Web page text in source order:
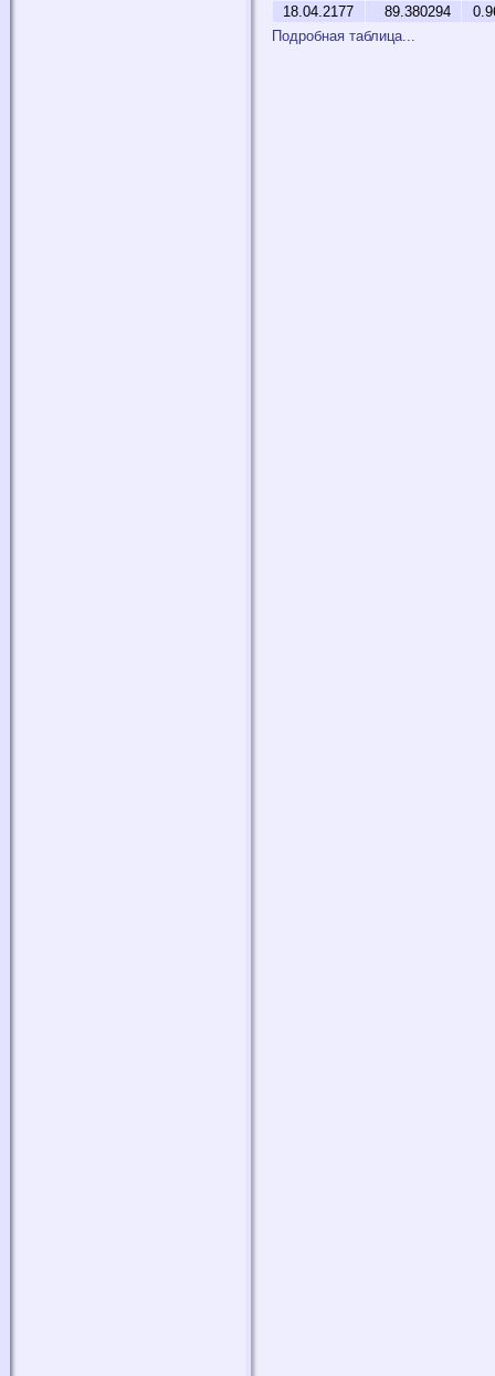
18.04.2177
89.380294
Подробная таблица...